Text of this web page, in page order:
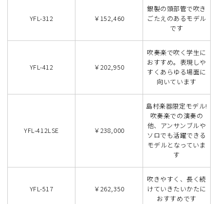
YFL-312 ￥152,460
銀製の頭部管で吹き
ごたえのあるモデル
です
YFL-412 ￥202,950
吹奏楽で吹く学生に
おすすめ。表現しや
すくあらゆる場面に
向いています
YFL-412LSE ￥238,000
島村楽器限定モデル!
吹奏楽での演奏の
他、アンサンブルや
ソロでも活躍できる
モデルとなっていま
す
YFL-517 ￥262,350
吹きやすく、長く続
けていきたいかたに
おすすめです